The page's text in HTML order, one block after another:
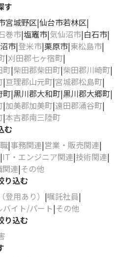
す
宮城野区 仙台市若林区
巻市 塩竈市 気仙沼市 白石市
市 登米市 栗原市 東松島市
刈田郡七ヶ宿町
町 柴田郡柴田町 柴田郡川崎町
亘理郡山元町 宮城郡松島町
町 黒川郡大和町 黒川郡大郷町
加美郡加美町 遠田郡涌谷町
本吉郡南三陸町
む
事務関連 営業・販売関連
IT・エンジニア関連 技術関連
連 その他
り込む
登用あり）
嘱託社員
バイト/パート その他
り込む